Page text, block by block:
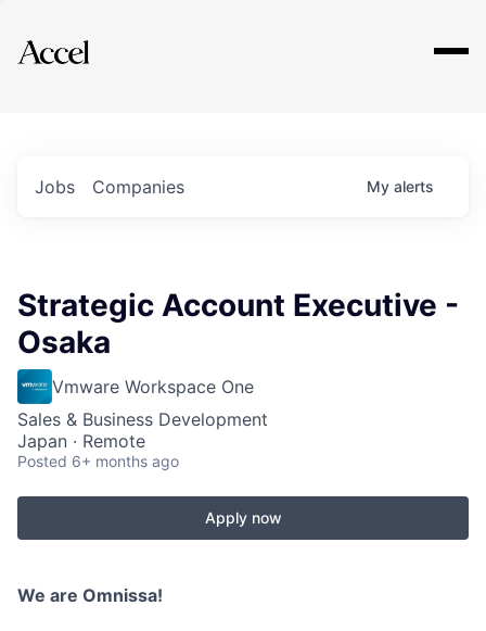
Explore
Jobs Companies My alerts
Strategic Account Executive -
Osaka
Vmware Workspace One
Sales & Business Development
Japan · Remote
Posted 6+ months ago
Apply now
We are Omnissa!